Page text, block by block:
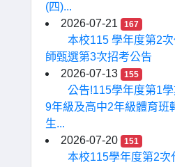
(四)...
2026-07-21
167
本校115 學年度第2
師甄選第3次招考公告
2026-07-13
155
公告!115學年度第1學
9年級及高中2年級體育班
生...
2026-07-20
151
本校115學年度第2次